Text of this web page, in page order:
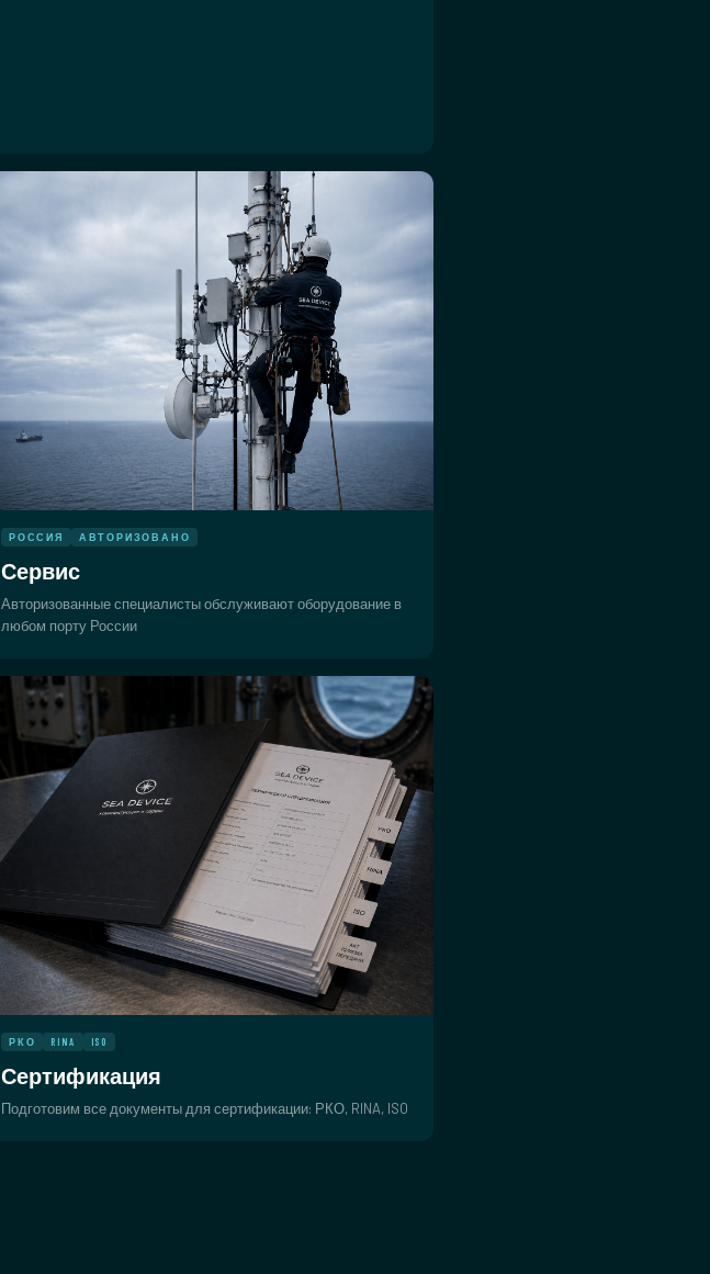
РОССИЯ АВТОРИЗОВАНО
Сервис
Авторизованные специалисты обслуживают оборудование в
любом порту России
РКО RINA ISO
Сертификация
Подготовим все документы для сертификации: РКО, RINA, ISO